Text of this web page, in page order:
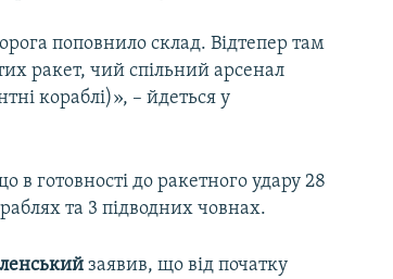
поповнило склад. Відтепер там
ракет, чий спільний арсенал
кораблі)», – йдеться у
готовності до ракетного удару 28
та 3 підводних човнах.
заявив, що від початку